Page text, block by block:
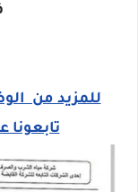
للمزيد من